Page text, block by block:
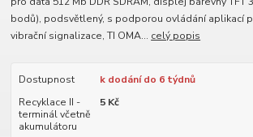
bodů), podsvětlený, s podporou ovládání aplikací
vibrační signalizace, TI OMA... celý popis
Dostupnost
k dodání do 6 týdnů
Recyklace II -
terminál včetně
akumulátoru
5 Kč